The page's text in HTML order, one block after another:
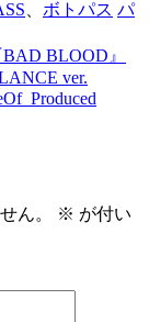
ボトパス パ
BLOOD』
ver.
ん。 ※ が付い